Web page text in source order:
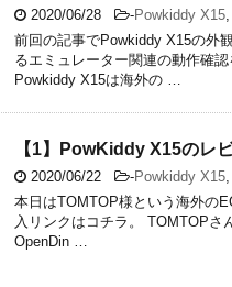
2020/06/28 -Powkiddy X15,
前回の記事でPowkiddy X15の外
るエミュレーター関連の動作確
Powkiddy X15は海外の …
【1】PowKiddy X15のレ
2020/06/22 -Powkiddy X15,
本日はTOMTOP様という海外の
入リンクはコチラ。 TOMTOPさ
OpenDin …